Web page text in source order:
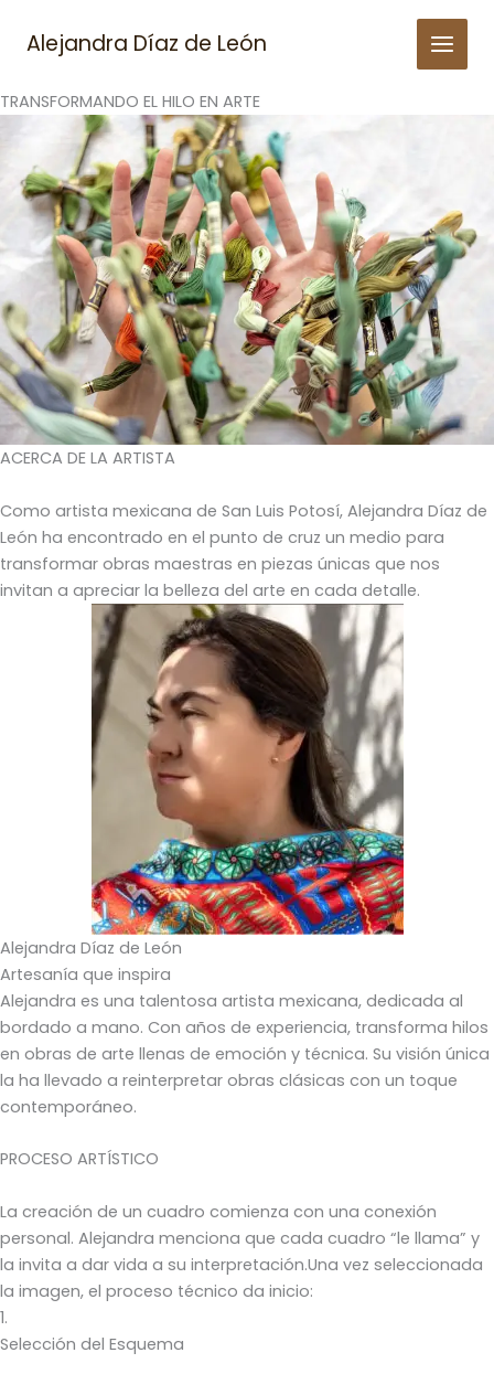
Alejandra Díaz de León
TRANSFORMANDO EL HILO EN ARTE
ACERCA DE LA ARTISTA
Como artista mexicana de San Luis Potosí, Alejandra Díaz de
León ha encontrado en el punto de cruz un medio para
transformar obras maestras en piezas únicas que nos
invitan a apreciar la belleza del arte en cada detalle.
Alejandra Díaz de León
Artesanía que inspira
Alejandra es una talentosa artista mexicana, dedicada al
bordado a mano. Con años de experiencia, transforma hilos
en obras de arte llenas de emoción y técnica. Su visión única
la ha llevado a reinterpretar obras clásicas con un toque
contemporáneo.
PROCESO ARTÍSTICO
La creación de un cuadro comienza con una conexión
personal. Alejandra menciona que cada cuadro “le llama” y
la invita a dar vida a su interpretación.Una vez seleccionada
la imagen, el proceso técnico da inicio:
1.
Selección del Esquema